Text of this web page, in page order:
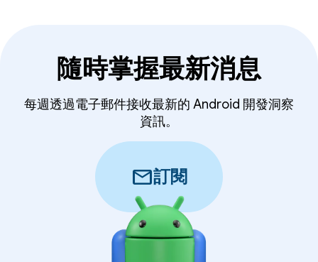
隨時掌握最新消息
每週透過電子郵件接收最新的 Android 開發洞察
資訊。
mail訂閱